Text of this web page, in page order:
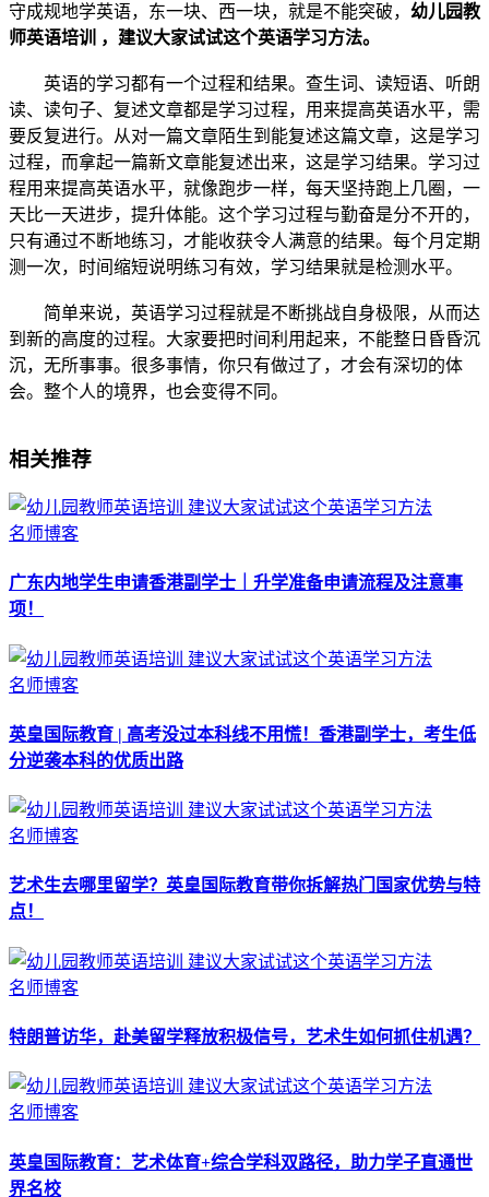
守成规地学英语，东一块、西一块，就是不能突破， 幼儿园教
师英语培训 ，建议大家试试这个英语学习方法。
英语的学习都有一个过程和结果。查生词、读短语、听朗
读、读句子、复述文章都是学习过程，用来提高英语水平，需
要反复进行。从对一篇文章陌生到能复述这篇文章，这是学习
过程，而拿起一篇新文章能复述出来，这是学习结果。学习过
程用来提高英语水平，就像跑步一样，每天坚持跑上几圈，一
天比一天进步，提升体能。这个学习过程与勤奋是分不开的，
只有通过不断地练习，才能收获令人满意的结果。每个月定期
测一次，时间缩短说明练习有效，学习结果就是检测水平。
简单来说，英语学习过程就是不断挑战自身极限，从而达
到新的高度的过程。大家要把时间利用起来，不能整日昏昏沉
沉，无所事事。很多事情，你只有做过了，才会有深切的体
会。整个人的境界，也会变得不同。
相关推荐
名师博客
广东内地学生申请香港副学士｜升学准备申请流程及注意事
项！
名师博客
英皇国际教育 | 高考没过本科线不用慌！香港副学士，考生低
分逆袭本科的优质出路
名师博客
艺术生去哪里留学？英皇国际教育带你拆解热门国家优势与特
点！
名师博客
特朗普访华，赴美留学释放积极信号，艺术生如何抓住机遇？
名师博客
英皇国际教育：艺术体育+综合学科双路径，助力学子直通世
界名校